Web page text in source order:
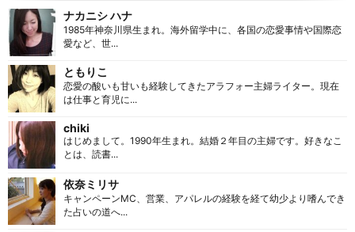
ナカニシ ハナ
1985年神奈川県生まれ。海外留学中に、各国の恋愛事情や国際恋
愛など、世...
ともりこ
恋愛の酸いも甘いも経験してきたアラフォー主婦ライター。現在
は仕事と育児に...
chiki
はじめまして。1990年生まれ。結婚２年目の主婦です。好きなこ
とは、読書...
依奈ミリサ
キャンペーンMC、営業、アパレルの経験を経て幼少より嗜んでき
た占いの道へ...